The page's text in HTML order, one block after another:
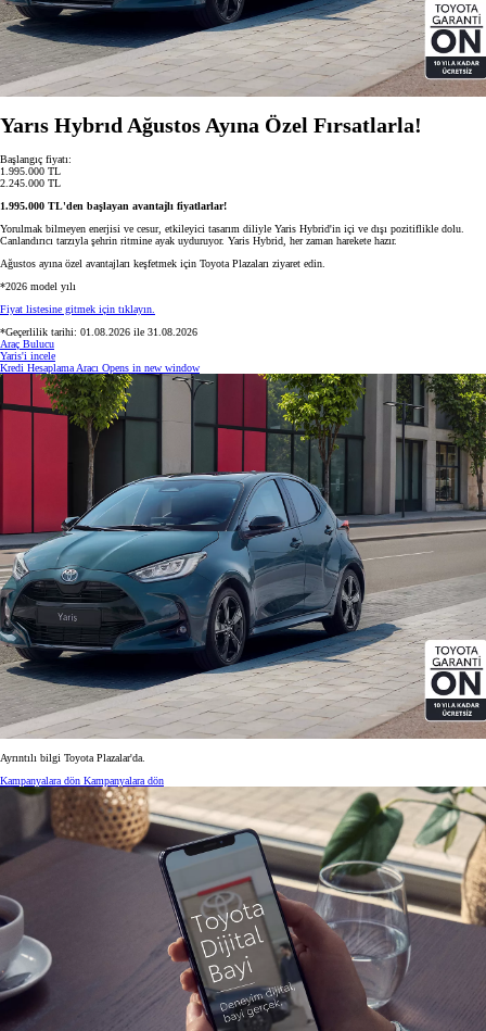
Yarıs Hybrıd Ağustos Ayına Özel Fırsatlarla!
Başlangıç fiyatı:
1.995.000 TL
2.245.000 TL
1.995.000 TL'den başlayan avantajlı fiyatlarlar!
Yorulmak bilmeyen enerjisi ve cesur, etkileyici tasarım diliyle Yaris Hybrid'in içi ve dışı pozitiflikle dolu.
Canlandırıcı tarzıyla şehrin ritmine ayak uyduruyor. Yaris Hybrid, her zaman harekete hazır.
Ağustos ayına özel avantajları keşfetmek için Toyota Plazaları ziyaret edin.
*2026 model yılı
Fiyat listesine gitmek için tıklayın.
*Geçerlilik tarihi: 01.08.2026 ile 31.08.2026
Araç Bulucu
Yaris'i incele
Kredi Hesaplama Aracı Opens in new window
Ayrıntılı bilgi Toyota Plazalar'da.
Kampanyalara dön Kampanyalara dön